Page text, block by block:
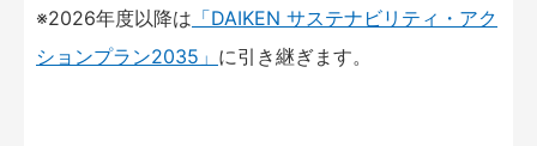
※2026年度以降は 「DAIKEN サステナビリティ・アク
ションプラン2035」 に引き継ぎます。